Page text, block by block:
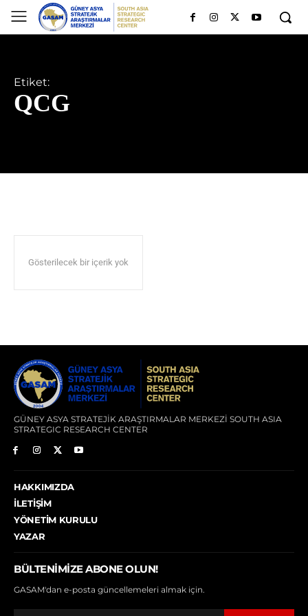
Etiket:
QCG
Gösterilecek bir içerik yok
GÜNEY ASYA STRATEJİK ARAŞTIRMALAR MERKEZİ SOUTH ASIA
STRATEGIC RESEARCH CENTER
HAKKIMIZDA
İLETIŞIM
YÖNETIM KURULU
YAZAR
BÜLTENIMIZE ABONE OLUN!
GASAM'dan e-posta güncellemeleri almak için.